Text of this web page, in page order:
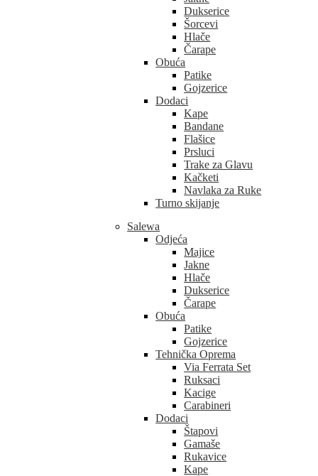
Dukserice
Šorcevi
Hlače
Čarape
Obuća
Patike
Gojzerice
Dodaci
Kape
Bandane
Flašice
Prsluci
Trake za Glavu
Kačketi
Navlaka za Ruke
Turno skijanje
Salewa
Odjeća
Majice
Jakne
Hlače
Dukserice
Čarape
Obuća
Patike
Gojzerice
Tehnička Oprema
Via Ferrata Set
Ruksaci
Kacige
Carabineri
Dodaci
Štapovi
Gamaše
Rukavice
Kape